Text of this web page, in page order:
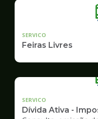
SERVICO
Feiras Livres
SERVICO
Dívida Ativa -